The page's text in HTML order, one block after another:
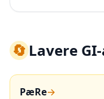
🔄Lavere
PæRe→